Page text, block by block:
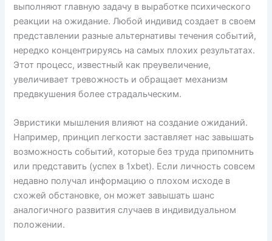
выполняют главную задачу в выработке психического
реакции на ожидание. Любой индивид создает в своем
представлении разные альтернативы течения событий,
нередко концентрируясь на самых плохих результатах.
Этот процесс, известный как преувеличение,
увеличивает тревожность и обращает механизм
предвкушения более страдальческим.
Эвристики мышления влияют на создание ожиданий.
Например, принцип легкости заставляет нас завышать
возможность событий, которые без труда припомнить
или представить (успех в 1xbet). Если личность совсем
недавно получал информацию о плохом исходе в
схожей обстановке, он может завышать шанс
аналогичного развития случаев в индивидуальном
положении.